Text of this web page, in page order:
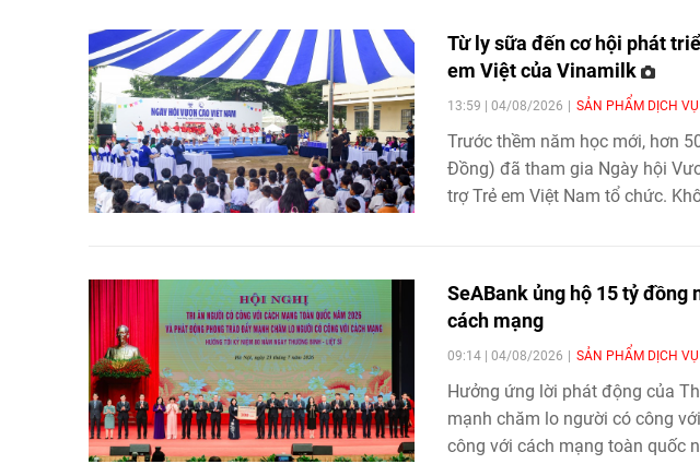
Từ ly sữa đến cơ hội phát
em Việt của Vinamilk
13:59 | 04/08/2026 SẢN PHẨM DỊCH VỤ
Trước thềm năm học mới, hơn
Đồng) đã tham gia Ngày hội
trợ Trẻ em Việt Nam tổ chức.
Vươn cao Việt Nam nhằm lan
cả nước, góp phần hiện thực
mạnh và phát triển toàn diện.
SeABank ủng hộ 15 tỷ đồng
cách mạng
09:14 | 04/08/2026 SẢN PHẨM DỊCH VỤ
Hưởng ứng lời phát động của
mạnh chăm lo người có công
công với cách mạng toàn quốc